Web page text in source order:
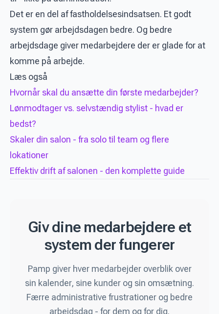
Det er en del af fastholdelsesindsatsen. Et godt
system gør arbejdsdagen bedre. Og bedre
arbejdsdage giver medarbejdere der er glade for at
komme på arbejde.
Læs også
Hvornår skal du ansætte din første medarbejder?
Lønmodtager vs. selvstændig stylist - hvad er
bedst?
Skaler din salon - fra solo til team og flere
lokationer
Effektiv drift af salonen - den komplette guide
Giv dine medarbejdere et
system der fungerer
Pamp giver hver medarbejder overblik over
sin kalender, sine kunder og sin omsætning.
Færre administrative frustrationer og bedre
arbejdsdag - for dem og for dig.